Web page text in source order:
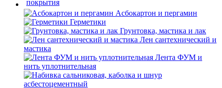
Асбокартон и пергамин
Герметики
Грунтовка, мастика и лак
Лен сантехнический и
мастика
Лента ФУМ и
нить уплотнительная